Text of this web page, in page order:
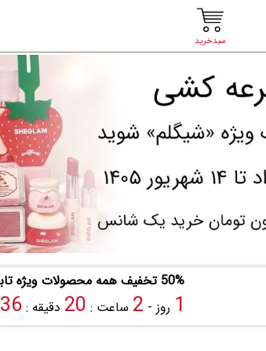
سبدخرید
50% تخفیف همه محصولات ویژه تابستان
1 روز - 2 ساعت : 20 دقیقه :35